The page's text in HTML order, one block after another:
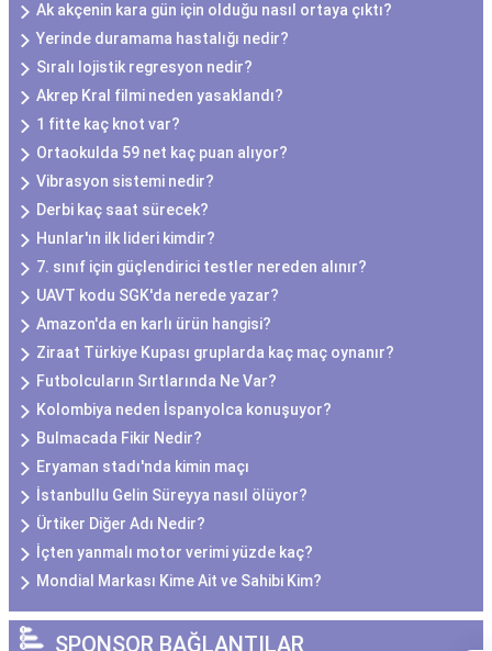
Ak akçenin kara gün için olduğu nasıl ortaya çıktı?
Yerinde duramama hastalığı nedir?
Sıralı lojistik regresyon nedir?
Akrep Kral filmi neden yasaklandı?
1 fitte kaç knot var?
Ortaokulda 59 net kaç puan alıyor?
Vibrasyon sistemi nedir?
Derbi kaç saat sürecek?
Hunlar'ın ilk lideri kimdir?
7. sınıf için güçlendirici testler nereden alınır?
UAVT kodu SGK'da nerede yazar?
Amazon'da en karlı ürün hangisi?
Ziraat Türkiye Kupası gruplarda kaç maç oynanır?
Futbolcuların Sırtlarında Ne Var?
Kolombiya neden İspanyolca konuşuyor?
Bulmacada Fikir Nedir?
Eryaman stadı'nda kimin maçı
İstanbullu Gelin Süreyya nasıl ölüyor?
Ürtiker Diğer Adı Nedir?
İçten yanmalı motor verimi yüzde kaç?
Mondial Markası Kime Ait ve Sahibi Kim?
SPONSOR BAĞLANTILAR